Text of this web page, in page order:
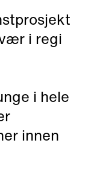
i regi
i hele
innen